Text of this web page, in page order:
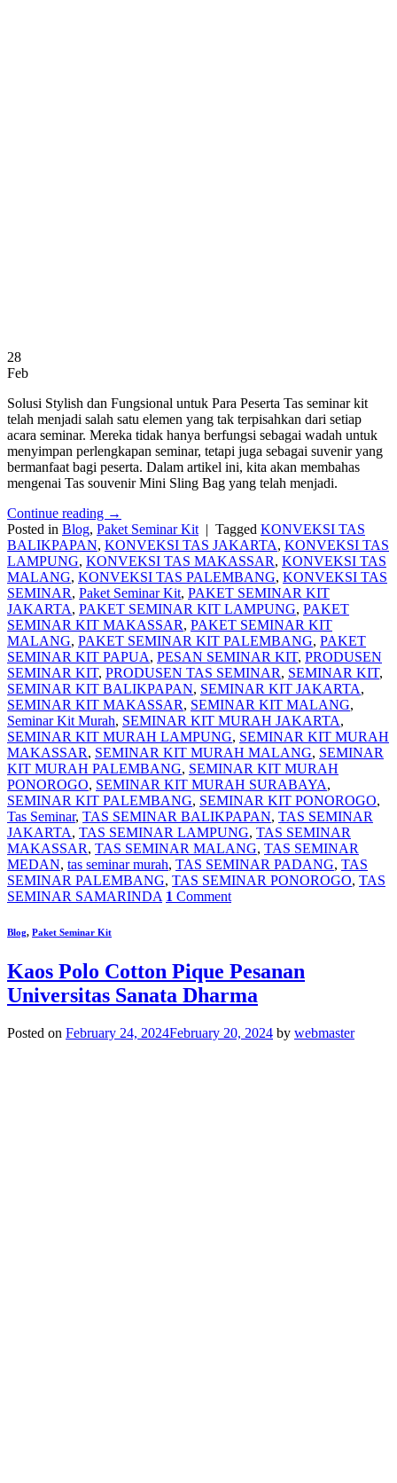
28
Feb
Solusi Stylish dan Fungsional untuk Para Peserta Tas seminar kit
telah menjadi salah satu elemen yang tak terpisahkan dari setiap
acara seminar. Mereka tidak hanya berfungsi sebagai wadah untuk
menyimpan perlengkapan seminar, tetapi juga sebagai suvenir yang
bermanfaat bagi peserta. Dalam artikel ini, kita akan membahas
mengenai Tas souvenir Mini Sling Bag yang telah menjadi.
Continue reading →
Posted in Blog, Paket Seminar Kit | Tagged KONVEKSI TAS
BALIKPAPAN, KONVEKSI TAS JAKARTA, KONVEKSI TAS
LAMPUNG, KONVEKSI TAS MAKASSAR, KONVEKSI TAS
MALANG, KONVEKSI TAS PALEMBANG, KONVEKSI TAS
SEMINAR, Paket Seminar Kit, PAKET SEMINAR KIT
JAKARTA, PAKET SEMINAR KIT LAMPUNG, PAKET
SEMINAR KIT MAKASSAR, PAKET SEMINAR KIT
MALANG, PAKET SEMINAR KIT PALEMBANG, PAKET
SEMINAR KIT PAPUA, PESAN SEMINAR KIT, PRODUSEN
SEMINAR KIT, PRODUSEN TAS SEMINAR, SEMINAR KIT,
SEMINAR KIT BALIKPAPAN, SEMINAR KIT JAKARTA,
SEMINAR KIT MAKASSAR, SEMINAR KIT MALANG,
Seminar Kit Murah, SEMINAR KIT MURAH JAKARTA,
SEMINAR KIT MURAH LAMPUNG, SEMINAR KIT MURAH
MAKASSAR, SEMINAR KIT MURAH MALANG, SEMINAR
KIT MURAH PALEMBANG, SEMINAR KIT MURAH
PONOROGO, SEMINAR KIT MURAH SURABAYA,
SEMINAR KIT PALEMBANG, SEMINAR KIT PONOROGO,
Tas Seminar, TAS SEMINAR BALIKPAPAN, TAS SEMINAR
JAKARTA, TAS SEMINAR LAMPUNG, TAS SEMINAR
MAKASSAR, TAS SEMINAR MALANG, TAS SEMINAR
MEDAN, tas seminar murah, TAS SEMINAR PADANG, TAS
SEMINAR PALEMBANG, TAS SEMINAR PONOROGO, TAS
SEMINAR SAMARINDA 1 Comment
Blog, Paket Seminar Kit
Kaos Polo Cotton Pique Pesanan
Universitas Sanata Dharma
Posted on February 24, 2024February 20, 2024 by webmaster